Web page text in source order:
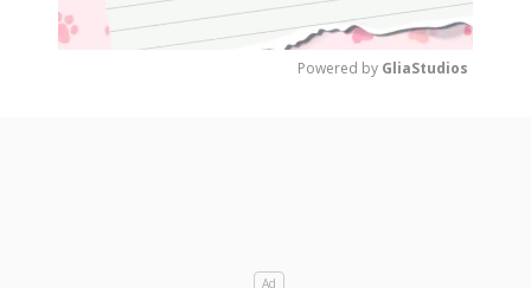
Powered by GliaStudios